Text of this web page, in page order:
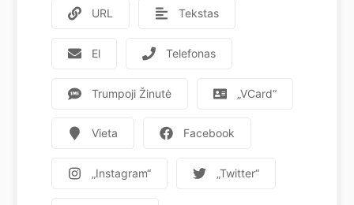
URL Tekstas
El Telefonas
Trumpoji Žinutė „VCard“
Vieta Facebook
„Instagram“ „Twitter“